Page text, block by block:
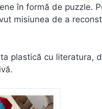
în formă de puzzle.
misiunea de a
plastică cu literatura,